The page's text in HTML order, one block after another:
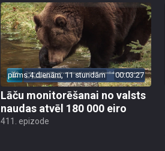
pirms 4 dienām, 11 stundām 00:03:27
Lāču monitorēšanai no valsts
naudas atvēl 180 000 eiro
411. epizode